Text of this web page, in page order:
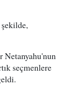
şekilde,
Netanyahu'nun
seçmenlere